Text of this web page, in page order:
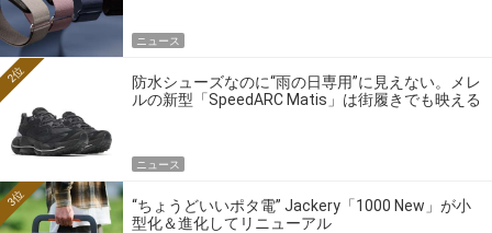
ニュース
防水シューズなのに“雨の日専用”に見えない。メレ
ルの新型「SpeedARC Matis」は街履きでも映える
2位
ニュース
“ちょうどいいポタ電” Jackery「1000 New」が小
型化＆進化してリニューアル
3位